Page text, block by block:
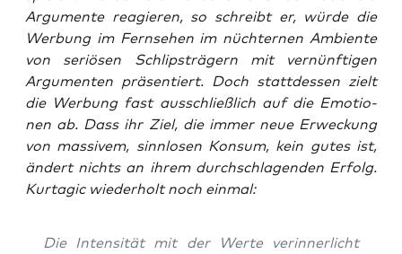
Argu­men­te reagie­ren, so schreibt er, wür­de die
Wer­bung im Fern­se­hen im nüch­ter­nen Ambi­en­te
von seriö­sen Schlips­trä­gern mit ver­nünf­ti­gen
Argu­men­ten prä­sen­tiert. Doch statt­des­sen zielt
die Wer­bung fast aus­schließ­lich auf die Emo­tio­
nen ab. Dass ihr Ziel, die immer neue Erwe­ckung
von mas­si­vem, sinn­lo­sen Kon­sum, kein gutes ist,
ändert nichts an ihrem durch­schla­gen­den Erfolg.
Kur­ta­gic wie­der­holt noch einmal:
Die Inten­si­tät mit der Wer­te ver­in­ner­licht